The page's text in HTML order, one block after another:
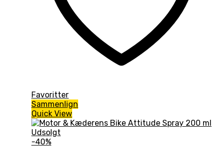
Favoritter
Sammenlign
Quick View
Udsolgt
-40%